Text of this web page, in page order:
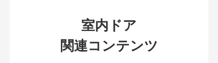
室内ドア
関連コンテンツ